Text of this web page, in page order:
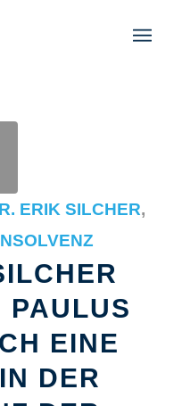
ERIK SILCHER,
PAULUS
EINE
DER